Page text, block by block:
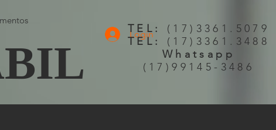
TEL:
(17)3361.5079
TEL:
(17)3361.3488
Whatsapp
(17)99145-3486
Login